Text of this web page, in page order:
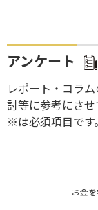
アンケート
レポート・コラ
討等に参考にさせ
※は必須項目です。
お金